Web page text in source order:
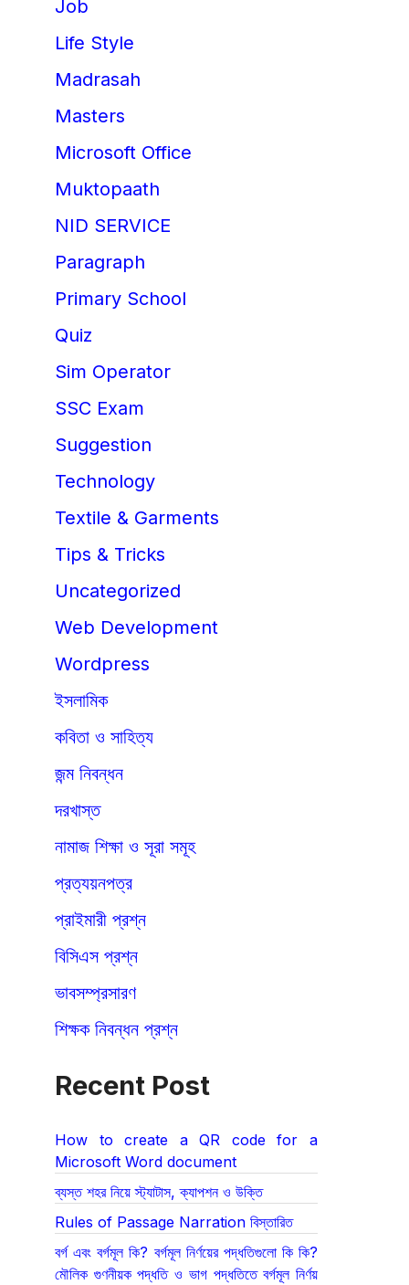
Job
Life Style
Madrasah
Masters
Microsoft Office
Muktopaath
NID SERVICE
Paragraph
Primary School
Quiz
Sim Operator
SSC Exam
Suggestion
Technology
Textile & Garments
Tips & Tricks
Uncategorized
Web Development
Wordpress
ইসলামিক
কবিতা ও সাহিত্য
জন্ম নিবন্ধন
দরখাস্ত
নামাজ শিক্ষা ও সূরা সমূহ
প্রত্যয়নপত্র
প্রাইমারী প্রশ্ন
বিসিএস প্রশ্ন
ভাবসম্প্রসারণ
শিক্ষক নিবন্ধন প্রশ্ন
Recent Post
How to create a QR code for a
Microsoft Word document
ব্যস্ত শহর নিয়ে স্ট্যাটাস, ক্যাপশন ও উক্তি
Rules of Passage Narration বিস্তারিত
বর্গ এবং বর্গমূল কি? বর্গমূল নির্ণয়ের পদ্ধতিগুলো কি কি?
মৌলিক গুণনীয়ক পদ্ধতি ও ভাগ পদ্ধতিতে বর্গমূল নির্ণয়